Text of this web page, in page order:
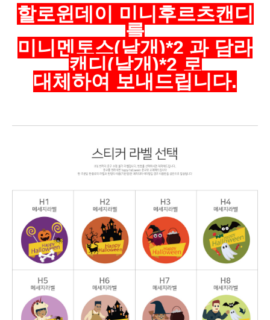
할로윈데이 미니후르츠캔디
를
미니멘토스(낱개)*2 과 담라
캔디(낱개)*2 로
대체하여 보내드립니다.